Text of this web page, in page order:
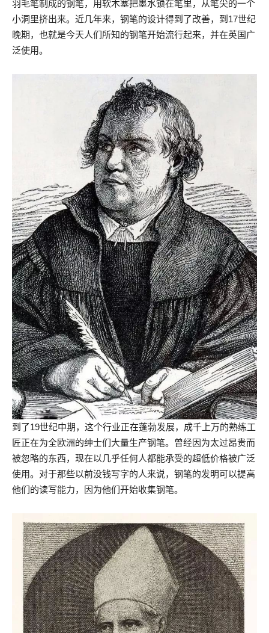
羽毛笔制成的钢笔，用软木塞把墨水锁在笔里，从笔尖的一个
小洞里挤出来。近几年来，钢笔的设计得到了改善，到17世纪
晚期，也就是今天人们所知的钢笔开始流行起来，并在英国广
泛使用。
到了19世纪中期，这个行业正在蓬勃发展，成千上万的熟练工
匠正在为全欧洲的绅士们大量生产钢笔。曾经因为太过昂贵而
被忽略的东西，现在以几乎任何人都能承受的超低价格被广泛
使用。对于那些以前没钱写字的人来说，钢笔的发明可以提高
他们的读写能力，因为他们开始收集钢笔。